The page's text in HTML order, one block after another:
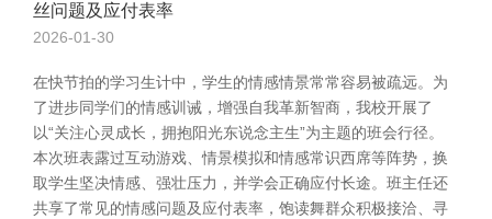
丝问题及应付表率
2026-01-30
在快节拍的学习生计中，学生的情感情景常常容易被疏远。为
了进步同学们的情感训诫，增强自我革新智商，我校开展了
以“关注心灵成长，拥抱阳光东说念主生”为主题的班会行径。
本次班表露过互动游戏、情景模拟和情感常识西席等阵势，换
取学生坚决情感、强壮压力，并学会正确应付长途。班主任还
共享了常见的情感问题及应付表率，饱读舞群众积极接洽、寻